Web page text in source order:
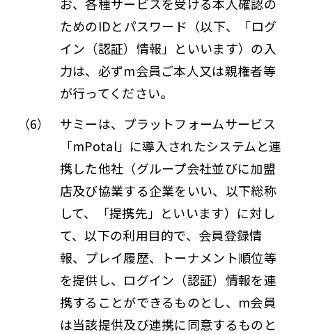
ためのIDとパスワード（以下、「ログ
イン（認証）情報」といいます）の入
力は、必ずm会員ご本人又は親権者等
が行ってください。
（6）
サミーは、プラットフォームサービス
「mPotal」に導入されたシステムと連
携した他社（グループ会社並びに加盟
店及び協業する企業をいい、以下総称
して、「提携先」といいます）に対し
て、以下の利用目的で、会員登録情
報、プレイ履歴、トーナメント順位等
を提供し、ログイン（認証）情報を連
携することができるものとし、m会員
は当該提供及び連携に同意するものと